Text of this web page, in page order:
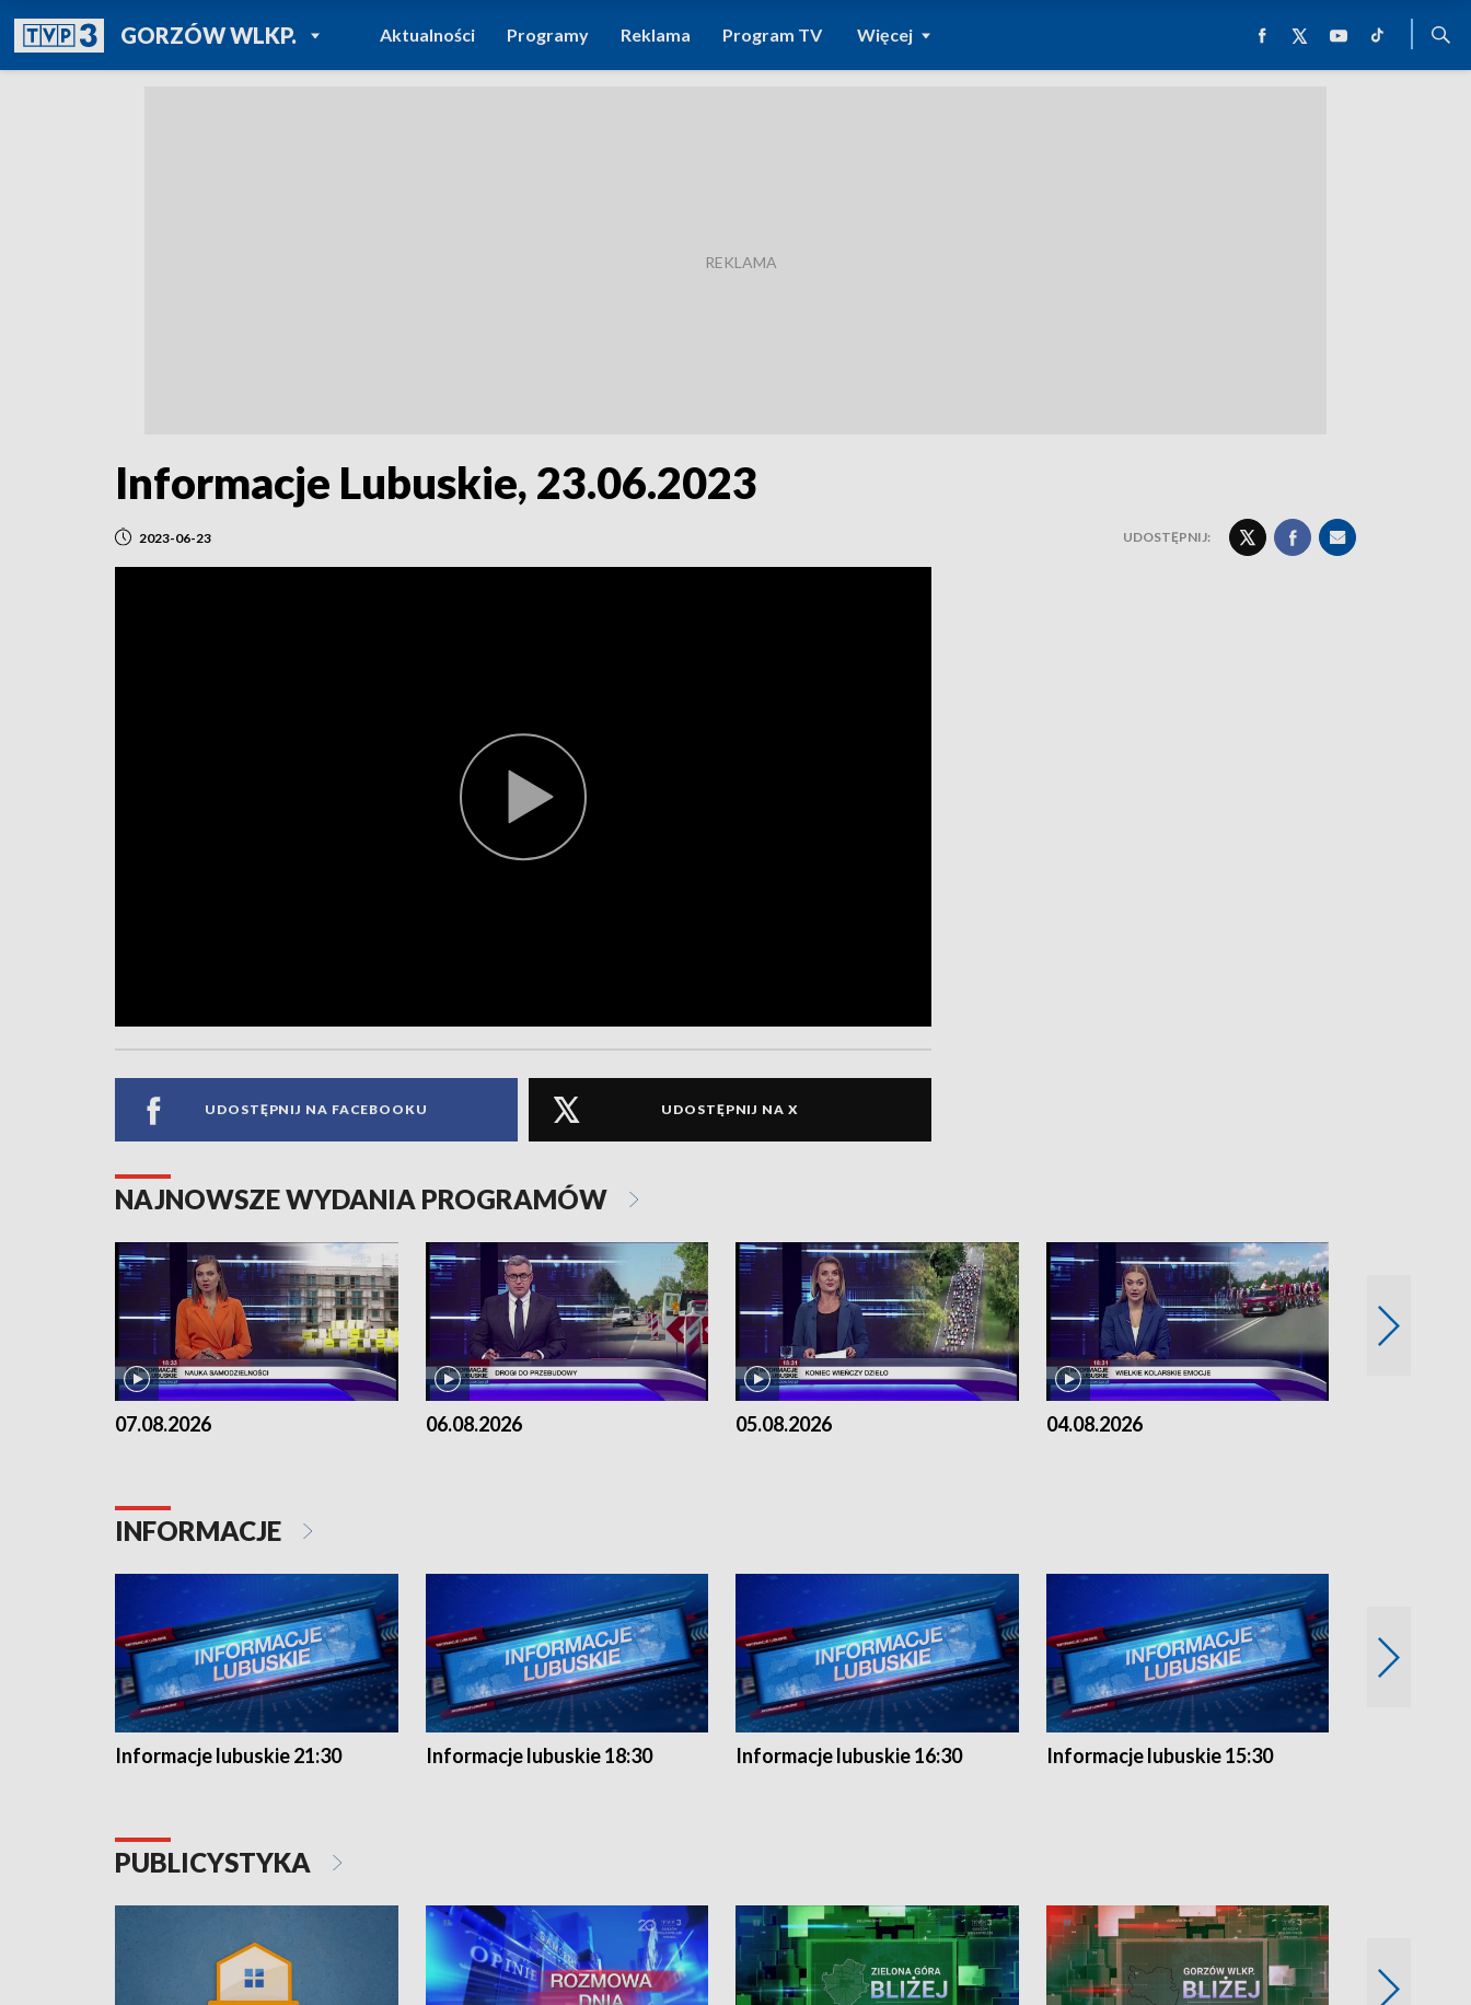
GORZÓW WLKP.POWRÓT DO
TVP REGIONY
Aktualności Programy Reklama Program TV Więcej
Informacje Lubuskie, 23.06.2023
2023-06-23 UDOSTĘPNIJ:
UDOSTĘPNIJ NA FACEBOOKU UDOSTĘPNIJ NA X
NAJNOWSZE WYDANIA PROGRAMÓW
07.08.2026 06.08.2026 05.08.2026 04.08.2026
INFORMACJE
Informacje lubuskie 21:30 Informacje lubuskie 18:30 Informacje lubuskie 16:30 Informacje lubuskie 15:30
PUBLICYSTYKA